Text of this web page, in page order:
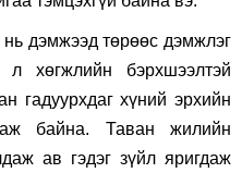
дэмжээд төрөөс дэмжлэг
л хөгжлийн бэрхшээлтэй
гадуурхдаг хүний эрхийн
байна. Таван жилийн
ав гэдэг зүйл яригдаж